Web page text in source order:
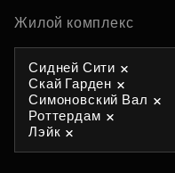
Жилой комплекс
Сидней Сити
Скай Гарден
Симоновский Вал
Роттердам
Лэйк